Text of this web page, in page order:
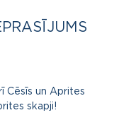
Cēsīs un Aprites
skapji!